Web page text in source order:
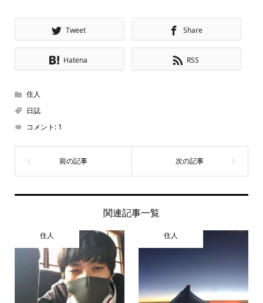
Tweet Share
Hatena RSS
住人
日誌
コメント: 1
関連記事一覧
住人 住人